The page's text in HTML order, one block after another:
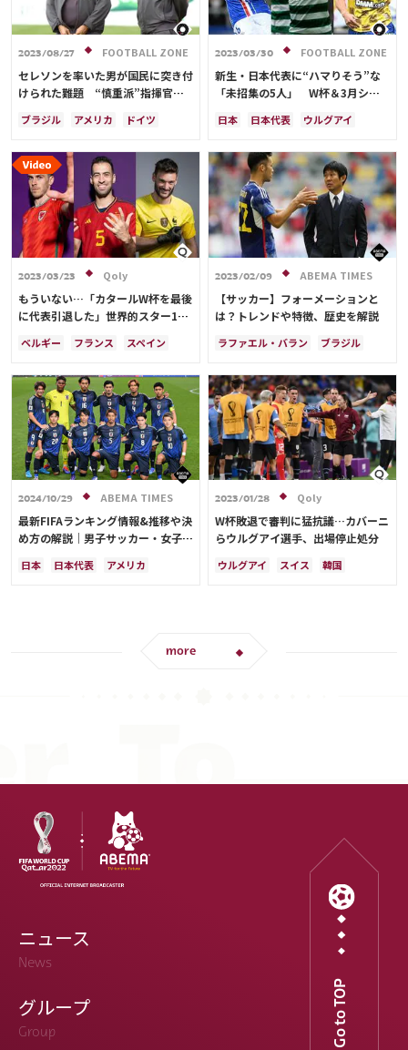
韓国
セルビア
スイス
オーストラリア
カタール
ウェールズ
2023/08/27 FOOTBALL ZONE
セレソンを率いた男が国民に突き付
けられた難題 “慎重派”指揮官が
た思い【コラム】
ブラジル アメリカ
ドイツ
2023/03/30 FOOTBALL ZONE
新生・日本代表に“ハマりそう”な
「未招集の5人」 W杯＆3月シリ
化のキーマンは？
日本 日本代表
ウルグアイ
アメリカ
林 大地
上田 綺世
鎌田 大地
堂安 律
遠藤 航
町野 修斗
シュミット・ダニエル
守田 英正
三笘 薫 酒井 宏樹
2023/03/23 Qoly
もういない…「カタールW杯を最後
に代表引退した」世界的スター10
ベルギー フランス
スペイン
カメルーン
コスタリカ
セルヒオ・ブスケツ
アルゼンチン
日本
ウェールズ
吉田 麻也
田中 碧
ガレス・ベイル
2023/02/09 ABEMA TIMES
【サッカー】フォーメーションと
は？トレンドや特徴、歴史を解説
ラファエル・バラン
ブラジル
フランス
ベルギー
クロアチア
スイス
オランダ
ポーランド
アルゼンチン
ウルグアイ
メキシコ
ウェールズ
コスタリカ
日本代表
カリム・ベンゼマ
2024/10/29 ABEMA TIMES
最新FIFAランキング情報&推移や決
め方の解説｜男子サッカー・女子サ
日本 日本代表
アメリカ
2023/01/28 Qoly
W杯敗退で審判に猛抗議…カバーニ
らウルグアイ選手、出場停止処分
ウルグアイ スイス
韓国
more
ニュース
News
グループ
Group Go to TOP